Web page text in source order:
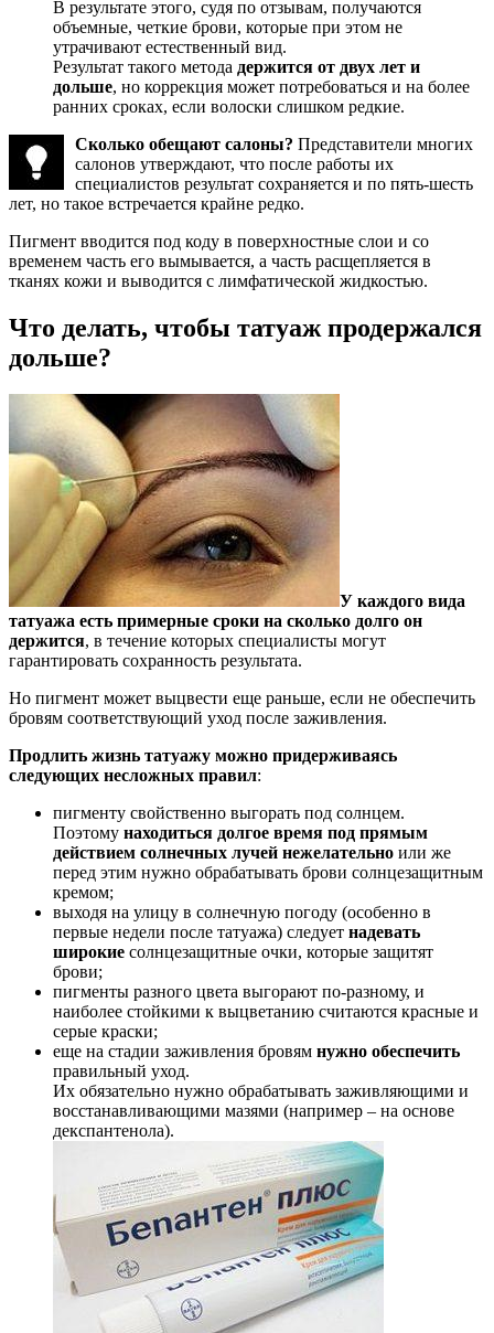
В результате этого, судя по отзывам, получаются
объемные, четкие брови, которые при этом не
утрачивают естественный вид.
Результат такого метода держится от двух лет и
дольше, но коррекция может потребоваться и на более
ранних сроках, если волоски слишком редкие.
Сколько обещают салоны? Представители многих
салонов утверждают, что после работы их
специалистов результат сохраняется и по пять-шесть
лет, но такое встречается крайне редко.
Пигмент вводится под коду в поверхностные слои и со
временем часть его вымывается, а часть расщепляется в
тканях кожи и выводится с лимфатической жидкостью.
Что делать, чтобы татуаж продержался
дольше?
У каждого вида
татуажа есть примерные сроки на сколько долго он
держится, в течение которых специалисты могут
гарантировать сохранность результата.
Но пигмент может выцвести еще раньше, если не обеспечить
бровям соответствующий уход после заживления.
Продлить жизнь татуажу можно придерживаясь
следующих несложных правил:
пигменту свойственно выгорать под солнцем.
Поэтому находиться долгое время под прямым
действием солнечных лучей нежелательно или же
перед этим нужно обрабатывать брови солнцезащитным
кремом;
выходя на улицу в солнечную погоду (особенно в
первые недели после татуажа) следует надевать
широкие солнцезащитные очки, которые защитят
брови;
пигменты разного цвета выгорают по-разному, и
наиболее стойкими к выцветанию считаются красные и
серые краски;
еще на стадии заживления бровям нужно обеспечить
правильный уход.
Их обязательно нужно обрабатывать заживляющими и
восстанавливающими мазями (например – на основе
декспантенола).